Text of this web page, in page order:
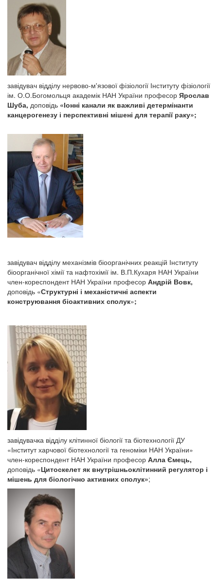
завідувач відділу нервово-м'язової фізіології Інституту фізіології
ім. О.О.Богомольця академік НАН України професор Ярослав
Шуба, доповідь «Іонні канали як важливі детермінанти
канцерогенезу і перспективні мішені для терапії раку»;
завідувач відділу механізмів біоорганічних реакцій Інституту
біоорганічної хімії та нафтохімії ім. В.П.Кухаря НАН України
член-кореспондент НАН України професор Андрій Вовк,
доповідь «Структурні і механістичні аспекти
конструювання біоактивних сполук»;
завідувачка відділу клітинної біології та біотехнології ДУ
«Інститут харчової біотехнології та геноміки НАН України»
член-кореспондент НАН України професор Алла Ємець,
доповідь «Цитоскелет як внутрішньоклітинний регулятор і
мішень для біологічно активних сполук»;